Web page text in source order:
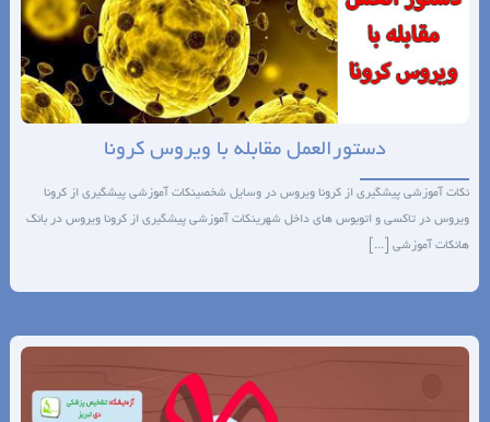
دستورالعمل مقابله با ویروس کرونا
نکات آموزشی پیشگیری از کرونا ویروس در وسایل شخصینکات آموزشی پیشگیری از کرونا
ویروس در تاکسی و اتوبوس های داخل شهرینکات آموزشی پیشگیری از کرونا ویروس در بانک
هانکات آموزشی [...]